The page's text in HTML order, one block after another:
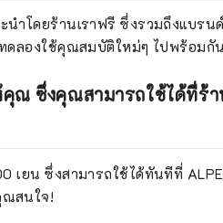
นำโดยร้านเราฟรี ซึ่งรวมถึงแบร
ดลองใช้คุณสมบัติใหม่ๆ ไปพร้อมกัน
ณ ซึ่งคุณสามารถใช้ได้ที่ร้
ยน ซึ่งสามารถใช้ได้ทันทีที่
ณสนใจ!